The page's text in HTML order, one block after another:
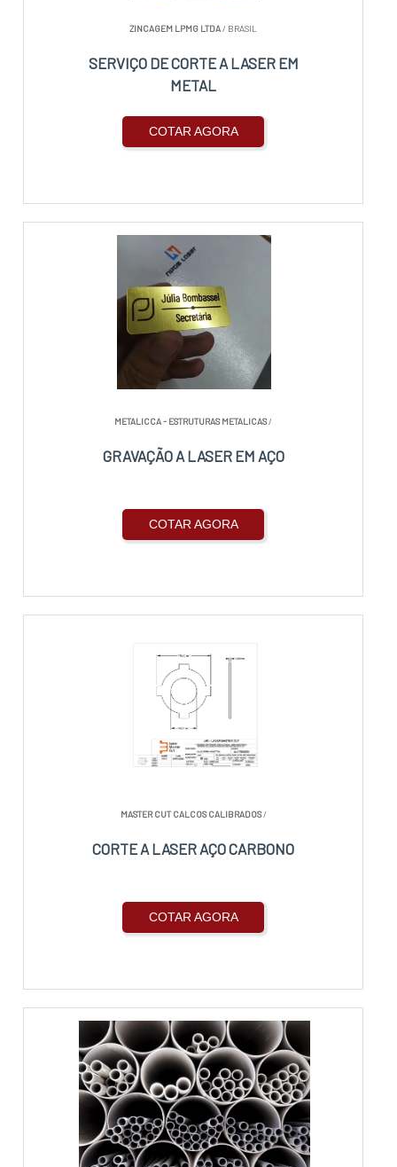
ZINCAGEM LPMG LTDA/ BRASIL
SERVIÇO DE CORTE A LASER EM
METAL
COTAR AGORA
METALICCA - ESTRUTURAS METALICAS/
GRAVAÇÃO A LASER EM AÇO
COTAR AGORA
MASTER CUT CALCOS CALIBRADOS/
CORTE A LASER AÇO CARBONO
COTAR AGORA